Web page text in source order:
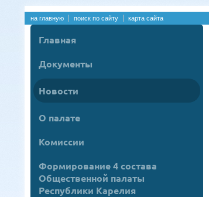
на главную поиск по сайту карта сайта
Главная
Документы
Новости
О палате
Комиссии
Формирование 4 состава
Общественной палаты
Республики Карелия